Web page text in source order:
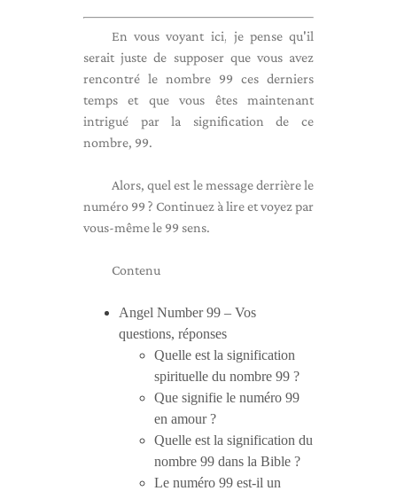
En vous voyant ici, je pense qu'il
serait juste de supposer que vous avez
rencontré le nombre 99 ces derniers
temps et que vous êtes maintenant
intrigué par la signification de ce
nombre, 99.
Alors, quel est le message derrière le
numéro 99 ? Continuez à lire et voyez par
vous-même le 99 sens.
Contenu
Angel Number 99 – Vos
questions, réponses
Quelle est la signification
spirituelle du nombre 99 ?
Que signifie le numéro 99
en amour ?
Quelle est la signification du
nombre 99 dans la Bible ?
Le numéro 99 est-il un